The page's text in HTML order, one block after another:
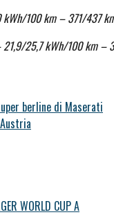
100 km – 371/437
25,7 kWh/100 km
berline di Maserati
WORLD CUP A